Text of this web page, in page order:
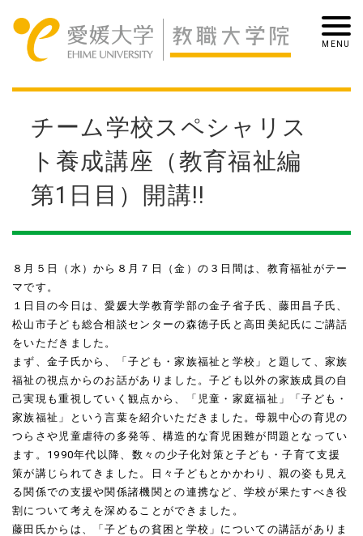
チーム学校スペシャリス
ト養成講座（教育福祉編
第1日目）開講!!
８月５日（水）から８月７日（金）の３日間は、教育福祉がテー
マです。
１日目の今日は、愛媛大学教育学部の金子省子氏、藤田昌子氏、
松山市子ども総合相談センターの森徳子氏と高田美紀氏にご講話
をいただきました。
まず、金子氏から、「子ども・家族福祉と学校」と題して、家族
福祉の視点からのお話がありました。子ども以外の家族成員の自
己実現も重視していく観点から、「児童・家庭福祉」「子ども・
家族福祉」という言葉を紹介いただきました。母親中心の育児の
つらさや児童虐待の多発等、構造的な育児困難が問題となってい
ます。1990年代以降、数々の少子化対策と子ども・子育て支援
策が講じられてきました。日々子どもとかかわり、親の姿も見え
る関係での支援や関係諸機関との連携など、学校が果たすべき役
割について考えを深めることができました。
藤田氏からは、「子どもの貧困と学校」についての講話がありま